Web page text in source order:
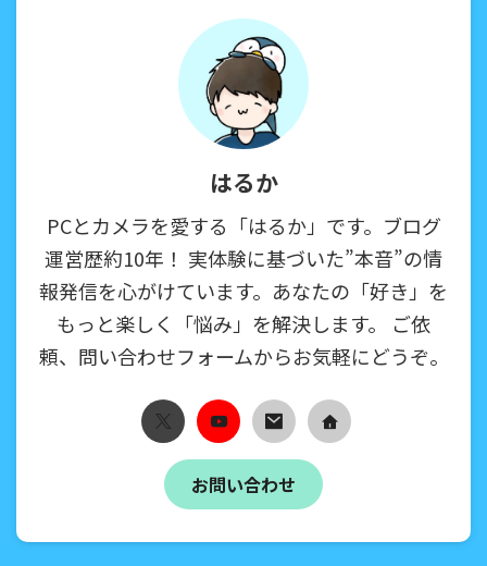
はるか
PCとカメラを愛する「はるか」です。ブログ
運営歴約10年！ 実体験に基づいた”本音”の情
報発信を心がけています。あなたの「好き」を
もっと楽しく「悩み」を解決します。 ご依
頼、問い合わせフォームからお気軽にどうぞ。
お問い合わせ